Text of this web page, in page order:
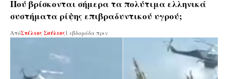
Πού βρίσκονται σήμερα τα πολύτιμα ελληνικά
συστήματα ρίψης επιβραδυντικού υγρού;
ΑπόΣτέλιος Σούλιος1 εβδομάδα πριν